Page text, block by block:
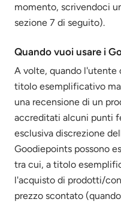
momento, scrivendoci
sezione 7 di seguito).
Quando vuoi usare i
A volte, quando l'utente
titolo esemplificativo
una recensione di un
accreditati alcuni punti
esclusiva discrezione
Goodiepoints possono
tra cui, a titolo
l'acquisto di prodotti/
prezzo scontato